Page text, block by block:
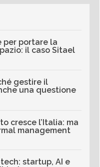
per portare la
il caso Sitael
gestire il
una questione
cresce l’Italia: ma
management
startup, AI e